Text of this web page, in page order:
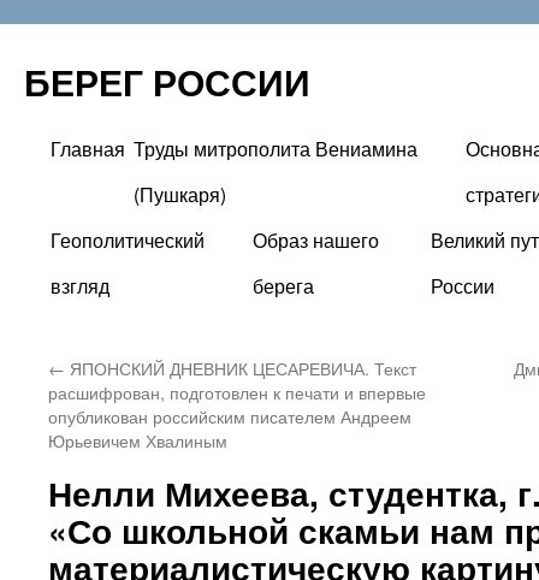
БЕРЕГ РОССИИ
Перейти
содержимому
Главная Труды митрополита Вениамина
(Пушкаря)
Геополитический
взгляд
Образ нашего
берега
Великий
России
← ЯПОНСКИЙ ДНЕВНИК ЦЕСАРЕВИЧА. Текст
расшифрован, подготовлен к печати и впервые
опубликован российским писателем Андреем
Юрьевичем Хвалиным
Нелли Михеева, студентка,
«Со школьной скамьи нам
материалистическую